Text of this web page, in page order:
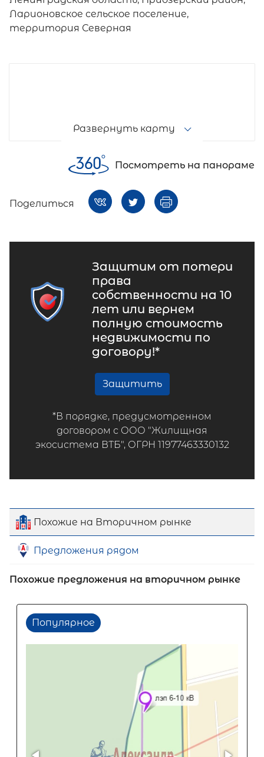
Ларионовское сельское поселение,
территория Северная
Развернуть карту
Посмотреть на панораме
Поделиться
Защитим от потери
права
собственности на 10
лет или вернем
полную стоимость
недвижимости по
договору!*
Защитить
*В порядке, предусмотренном
договором с ООО "Жилищная
экосистема ВТБ", ОГРН 11977463330132
Похожие на Вторичном рынке
Предложения рядом
Похожие предложения на вторичном рынке
Популярное